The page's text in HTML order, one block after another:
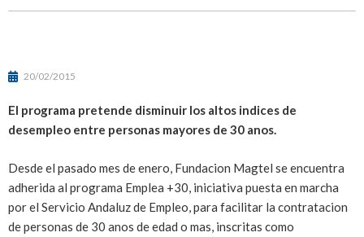
20/02/2015
El programa pretende disminuir los altos indices de
desempleo entre personas mayores de 30 anos.
Desde el pasado mes de enero, Fundacion Magtel se encuentra
adherida al programa Emplea +30, iniciativa puesta en marcha
por el Servicio Andaluz de Empleo, para facilitar la contratacion
de personas de 30 anos de edad o mas, inscritas como